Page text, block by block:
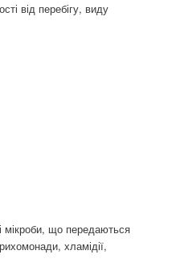
від перебігу, виду
мікроби, що передаються
хламідії,